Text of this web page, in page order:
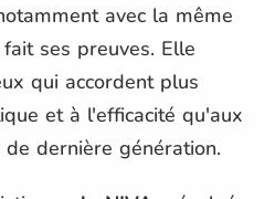
avec la même
ses preuves. Elle
qui accordent plus
et à l'efficacité qu'aux
dernière génération.